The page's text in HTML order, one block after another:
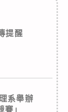
提醒
系舉辦
」